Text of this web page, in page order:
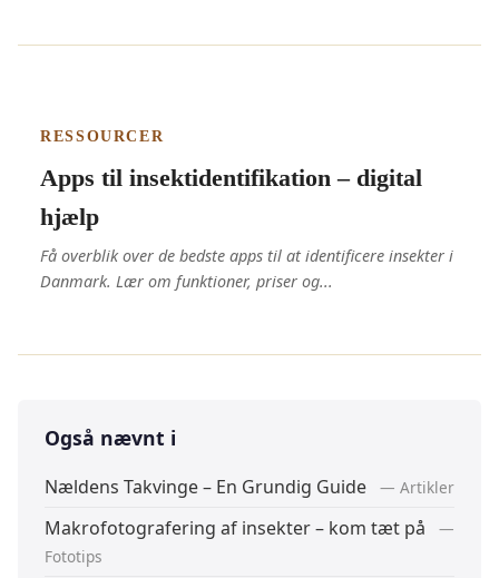
RESSOURCER
Apps til insektidentifikation – digital
hjælp
Få overblik over de bedste apps til at identificere insekter i
Danmark. Lær om funktioner, priser og...
Også nævnt i
Nældens Takvinge – En Grundig Guide — Artikler
Makrofotografering af insekter – kom tæt på
—
Fototips